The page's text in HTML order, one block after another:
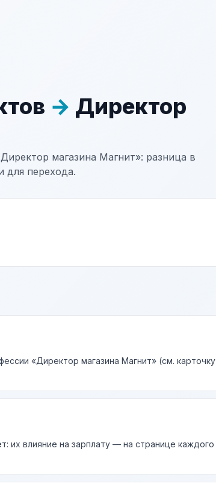
→ Директор
магазина Магнит»: разница в
для перехода.
«Директор магазина Магнит» (см. карточку
их влияние на зарплату — на странице каждого